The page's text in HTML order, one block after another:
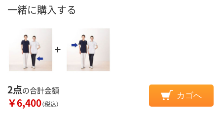
一緒に購入する
2点の合計金額
￥6,400（税込）
カゴへ